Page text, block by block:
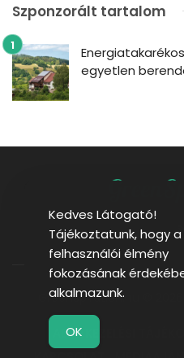
Szponzorált tartalom
egyetlen
GreenSpiration.hu ©
ADATKEZELÉSI
Kedves Látogató!
Tájékoztatunk, hogy
felhasználói élmény
fokozásának
alkalmazunk.
OK